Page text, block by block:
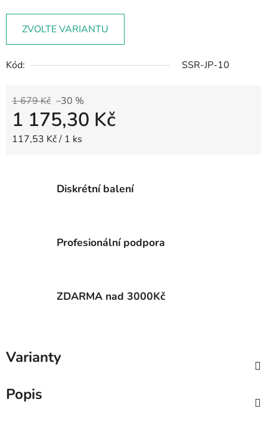
ZVOLTE VARIANTU
Kód: SSR-JP-10
1 679 Kč –30 %
1 175,30 Kč
Měrná cena:
117,53 Kč / 1 ks
Diskrétní balení
Profesionální podpora
ZDARMA nad 3000Kč
Varianty
Popis